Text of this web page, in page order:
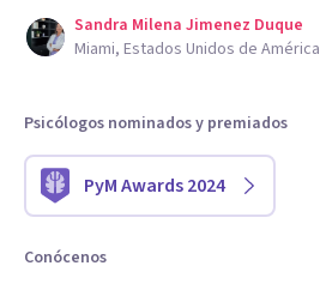
Sandra Milena Jimenez Duque
Miami, Estados Unidos de América
Psicólogos nominados y premiados
PyM Awards 2024
Conócenos